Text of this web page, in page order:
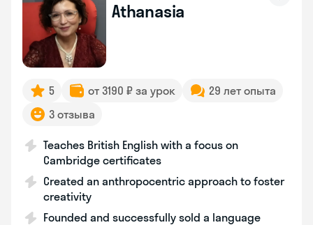
Athanasia
5 от 3190 ₽ за урок
29 лет опыта
3 отзыва
Teaches British English with a focus on
Cambridge certificates
Created an anthropocentric approach to foster
creativity
Founded and successfully sold a language